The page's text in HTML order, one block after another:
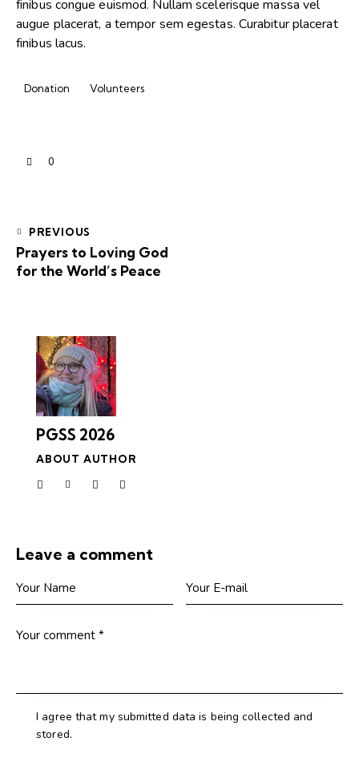
finibus congue euismod. Nullam scelerisque massa vel
augue placerat, a tempor sem egestas. Curabitur placerat
finibus lacus.
Donation Volunteers
0
PREVIOUS
Prayers to Loving God
for the World’s Peace
PGSS 2026
ABOUT AUTHOR
Leave a comment
I agree that my submitted data is being collected and
stored.